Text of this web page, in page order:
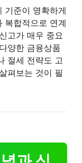
기준이 명확하게
복합적으로 연계
고가 매우 중요
양한 금융상품
절세 전략도 고
펴보는 것이 필